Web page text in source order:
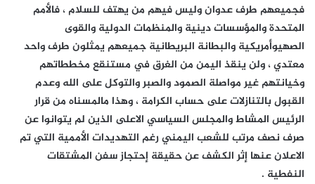
فجميعهم طرف عدوان وليس فيهم من يهتف للسلام ، فالأمم
المتحدة والمؤسسات دينية والمنظمات الدولية والقوى
الصهيوأمريكية والبطانة البريطانية جميعهم يمثلون طرف واحد
معتدي ، ولن ينقذ اليمن من الغرق في مستنقع مخططاتهم
وخيانتهم غير مواصلة الصمود والصبر والتوكل على الله وعدم
القبول بالتنازلات على حساب الكرامة ، وهذا مالمسناه من قرار
الرئيس المشاط والمجلس السياسي الاعلى الذين لم يتوانوا عن
صرف نصف مرتب للشعب اليمني رغم التهديدات الأممية التي تم
الاعلان عنها إثر الكشف عن حقيقة إحتجاز سفن المشتقات
النفطية .